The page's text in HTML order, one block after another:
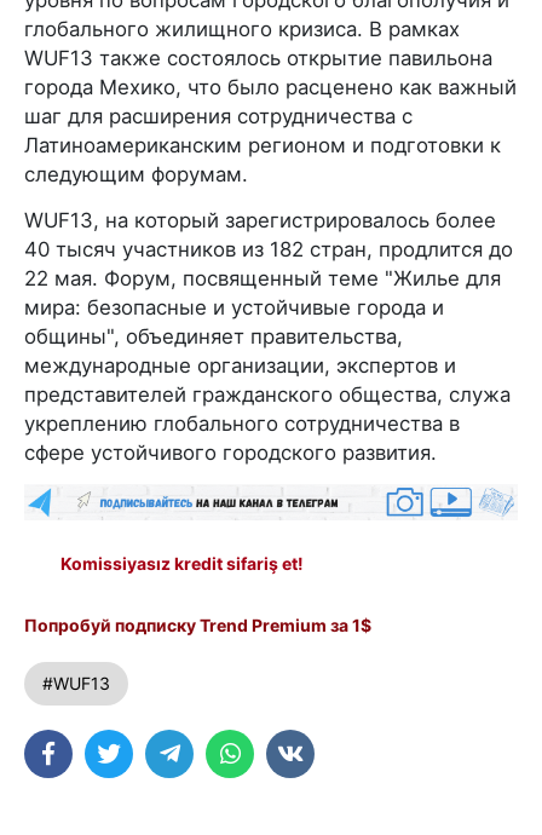
глобального жилищного кризиса. В рамках
WUF13 также состоялось открытие павильона
города Мехико, что было расценено как важный
шаг для расширения сотрудничества с
Латиноамериканским регионом и подготовки к
следующим форумам.
WUF13, на который зарегистрировалось более
40 тысяч участников из 182 стран, продлится до
22 мая. Форум, посвященный теме "Жилье для
мира: безопасные и устойчивые города и
общины", объединяет правительства,
международные организации, экспертов и
представителей гражданского общества, служа
укреплению глобального сотрудничества в
сфере устойчивого городского развития.
Komissiyasız kredit sifariş et!
Попробуй подписку Trend Premium за 1$
#WUF13